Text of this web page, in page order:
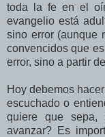
toda la fe en el
evangelio está
sino error (aunque
convencidos que
error, sino a partir
Hoy debemos
escuchado o
quiere que
avanzar? Es